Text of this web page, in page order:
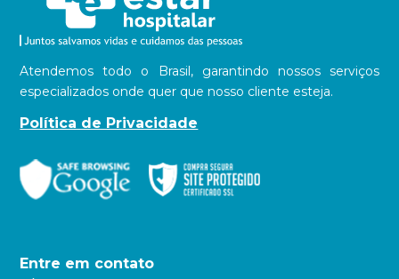
Atendemos todo o Brasil, garantindo nossos serviços
especializados onde quer que nosso cliente esteja.
Política de Privacidade
Entre em contato